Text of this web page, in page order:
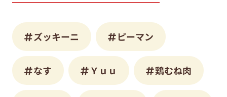
ズッキーニ ピーマン
なす Ｙｕｕ 鶏むね肉